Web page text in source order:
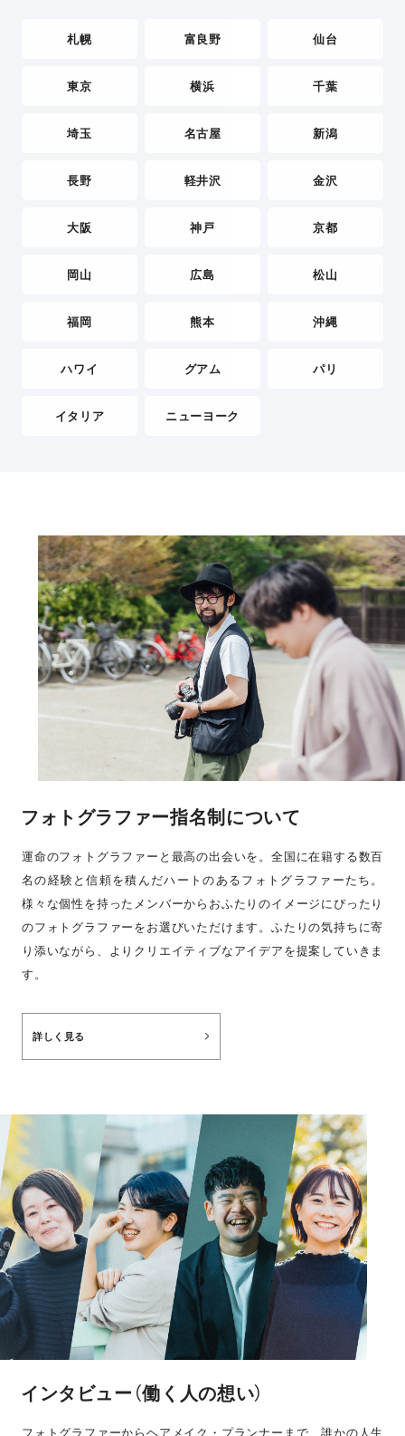
札幌 富良野 仙台
東京 横浜 千葉
埼玉 名古屋 新潟
長野 軽井沢 金沢
大阪 神戸 京都
岡山 広島 松山
福岡 熊本 沖縄
ハワイ グアム パリ
イタリア ニューヨーク
フォトグラファー指名制について
運命のフォトグラファーと最高の出会いを。全国に在籍する数百
名の経験と信頼を積んだハートのあるフォトグラファーたち。
様々な個性を持ったメンバーからおふたりのイメージにぴったり
のフォトグラファーをお選びいただけます。ふたりの気持ちに寄
り添いながら、よりクリエイティブなアイデアを提案していきま
す。
詳しく見る
インタビュー（働く人の想い）
フォトグラファーからヘアメイク・プランナーまで、誰かの人生